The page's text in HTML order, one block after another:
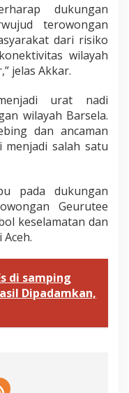
dukungan
terowongan
dari risiko
wilayah
jelas Akkar.
urat nadi
wilayah Barsela.
dan ancaman
salah satu
pada dukungan
Geurutee
keselamatan dan
di samping
Dipadamkan,